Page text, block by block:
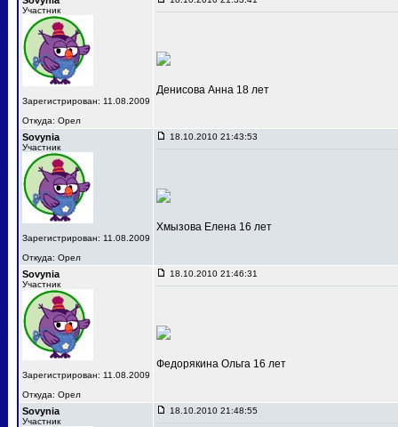
Участник
Зарегистрирован: 11.08.2009
Откуда: Орел
Денисова Анна 18 лет
Sovynia
Участник
Зарегистрирован: 11.08.2009
Откуда: Орел
18.10.2010 21:43:53
Хмызова Елена 16 лет
Sovynia
Участник
Зарегистрирован: 11.08.2009
Откуда: Орел
18.10.2010 21:46:31
Федорякина Ольга 16 лет
Sovynia
Участник
18.10.2010 21:48:55